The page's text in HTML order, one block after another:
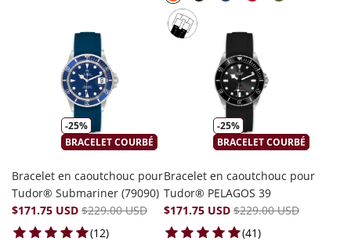
-25%
BRACELET COURBÉ
Bracelet en caoutchouc pour
Tudor® Submariner (79090)
$171.75 USD $229.00 USD
(12)12 total reviews
-25%
BRACELET COURBÉ
Bracelet en caoutchouc pour
Tudor® PELAGOS 39
$171.75 USD $229.00 USD
(41)41 total reviews